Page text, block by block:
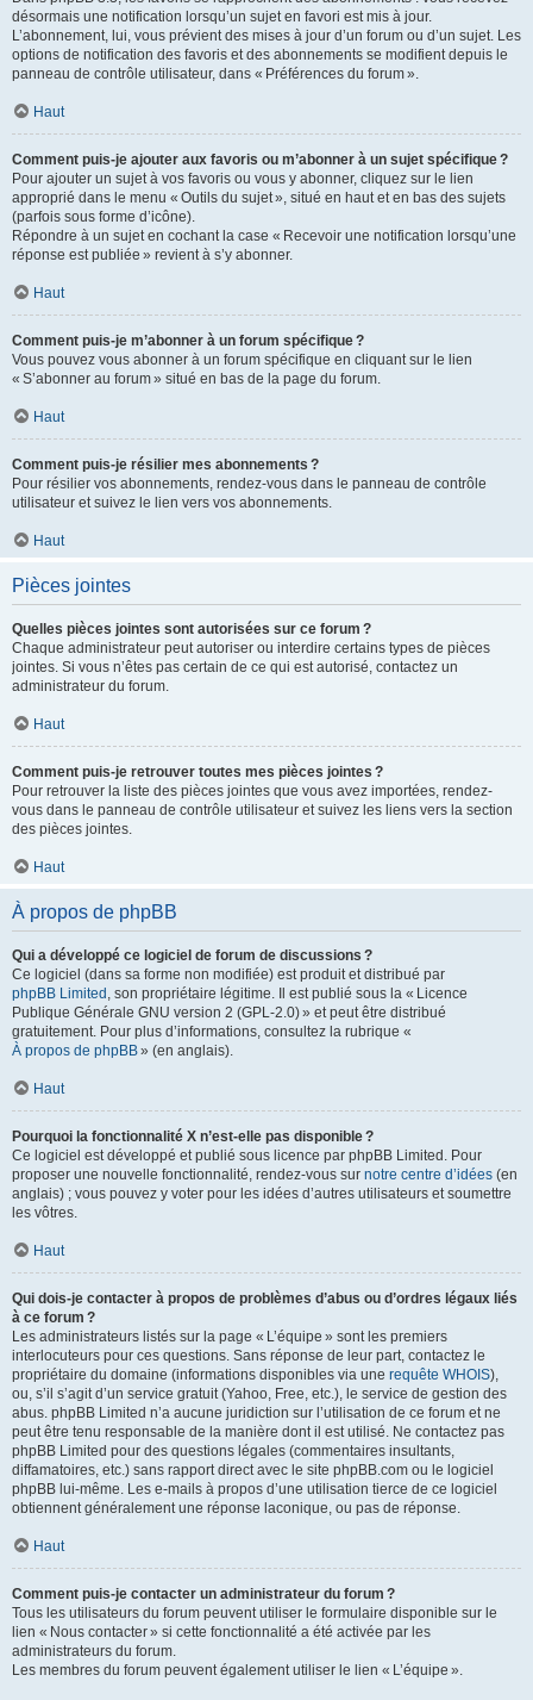
désormais une notification lorsqu’un sujet en favori est mis à jour.
L’abonnement, lui, vous prévient des mises à jour d’un forum ou d’un sujet. Les
options de notification des favoris et des abonnements se modifient depuis le
panneau de contrôle utilisateur, dans « Préférences du forum ».
Haut
Comment puis-je ajouter aux favoris ou m’abonner à un sujet spécifique ?
Pour ajouter un sujet à vos favoris ou vous y abonner, cliquez sur le lien
approprié dans le menu « Outils du sujet », situé en haut et en bas des sujets
(parfois sous forme d’icône).
Répondre à un sujet en cochant la case « Recevoir une notification lorsqu’une
réponse est publiée » revient à s’y abonner.
Haut
Comment puis-je m’abonner à un forum spécifique ?
Vous pouvez vous abonner à un forum spécifique en cliquant sur le lien
« S’abonner au forum » situé en bas de la page du forum.
Haut
Comment puis-je résilier mes abonnements ?
Pour résilier vos abonnements, rendez-vous dans le panneau de contrôle
utilisateur et suivez le lien vers vos abonnements.
Haut
Pièces jointes
Quelles pièces jointes sont autorisées sur ce forum ?
Chaque administrateur peut autoriser ou interdire certains types de pièces
jointes. Si vous n’êtes pas certain de ce qui est autorisé, contactez un
administrateur du forum.
Haut
Comment puis-je retrouver toutes mes pièces jointes ?
Pour retrouver la liste des pièces jointes que vous avez importées, rendez-
vous dans le panneau de contrôle utilisateur et suivez les liens vers la section
des pièces jointes.
Haut
À propos de phpBB
Qui a développé ce logiciel de forum de discussions ?
Ce logiciel (dans sa forme non modifiée) est produit et distribué par
phpBB Limited , son propriétaire légitime. Il est publié sous la « Licence
Publique Générale GNU version 2 (GPL-2.0) » et peut être distribué
gratuitement. Pour plus d’informations, consultez la rubrique «
À propos de phpBB» (en anglais).
Haut
Pourquoi la fonctionnalité X n’est-elle pas disponible ?
Ce logiciel est développé et publié sous licence par phpBB Limited. Pour
proposer une nouvelle fonctionnalité, rendez-vous sur notre centre d’idées (en
anglais) ; vous pouvez y voter pour les idées d’autres utilisateurs et soumettre
les vôtres.
Haut
Qui dois-je contacter à propos de problèmes d’abus ou d’ordres légaux liés
à ce forum ?
Les administrateurs listés sur la page « L’équipe » sont les premiers
interlocuteurs pour ces questions. Sans réponse de leur part, contactez le
propriétaire du domaine (informations disponibles via une requête WHOIS),
ou, s’il s’agit d’un service gratuit (Yahoo, Free, etc.), le service de gestion des
abus. phpBB Limited n’a aucune juridiction sur l’utilisation de ce forum et ne
peut être tenu responsable de la manière dont il est utilisé. Ne contactez pas
phpBB Limited pour des questions légales (commentaires insultants,
diffamatoires, etc.) sans rapport direct avec le site phpBB.com ou le logiciel
phpBB lui-même. Les e-mails à propos d’une utilisation tierce de ce logiciel
obtiennent généralement une réponse laconique, ou pas de réponse.
Haut
Comment puis-je contacter un administrateur du forum ?
Tous les utilisateurs du forum peuvent utiliser le formulaire disponible sur le
lien « Nous contacter » si cette fonctionnalité a été activée par les
administrateurs du forum.
Les membres du forum peuvent également utiliser le lien « L’équipe ».